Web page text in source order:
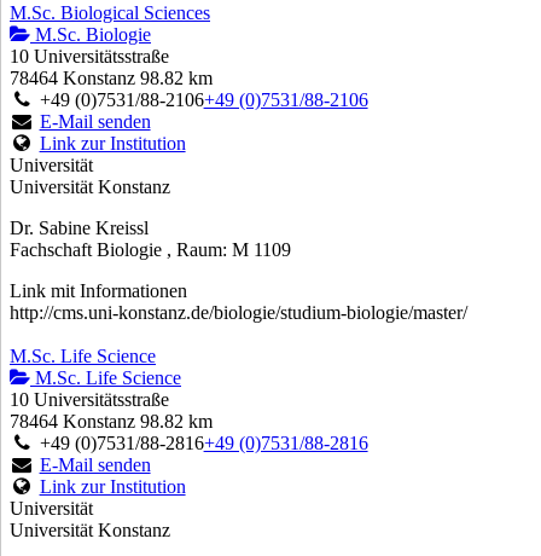
M.Sc. Biological Sciences
M.Sc. Biologie
10 Universitätsstraße
78464 Konstanz 98.82 km
+49 (0)7531/88-2106+49 (0)7531/88-2106
E-Mail senden
Link zur Institution
Universität
Universität Konstanz
Dr. Sabine Kreissl
Fachschaft Biologie , Raum: M 1109
Link mit Informationen
http://cms.uni-konstanz.de/biologie/studium-biologie/master/
M.Sc. Life Science
M.Sc. Life Science
10 Universitätsstraße
78464 Konstanz 98.82 km
+49 (0)7531/88-2816+49 (0)7531/88-2816
E-Mail senden
Link zur Institution
Universität
Universität Konstanz